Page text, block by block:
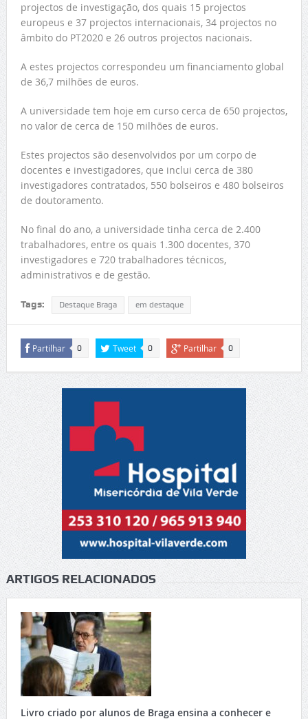
projectos de investigação, dos quais 15 projectos
europeus e 37 projectos internacionais, 34 projectos no
âmbito do PT2020 e 26 outros projectos nacionais.
A estes projectos correspondeu um financiamento global
de 36,7 milhões de euros.
A universidade tem hoje em curso cerca de 650 projectos,
no valor de cerca de 150 milhões de euros.
Estes projectos são desenvolvidos por um corpo de
docentes e investigadores, que inclui cerca de 380
investigadores contratados, 550 bolseiros e 480 bolseiros
de doutoramento.
No final do ano, a universidade tinha cerca de 2.400
trabalhadores, entre os quais 1.300 docentes, 370
investigadores e 720 trabalhadores técnicos,
administrativos e de gestão.
Tags: Destaque Braga em destaque
Partilhar 0 Tweet 0 Partilhar 0
ARTIGOS RELACIONADOS
Livro criado por alunos de Braga ensina a conhecer e